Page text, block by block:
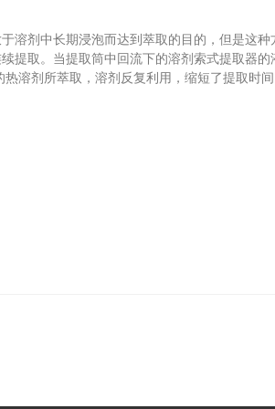
剂中长期浸泡而达到萃取的目的，但是这种
提取。当提取筒中回流下的溶剂索式提取器的
溶剂所萃取，溶剂反复利用，缩短了提取时